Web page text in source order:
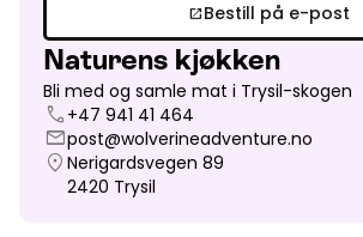
open_in_newBestill på e-post
Naturens kjøkken
Bli med og samle mat i Trysil-skogen
call +47 941 41 464
mailpost@wolverineadventure.no
location_on Nerigardsvegen 89
2420 Trysil